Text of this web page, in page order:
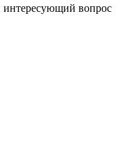
интересующий вопрос